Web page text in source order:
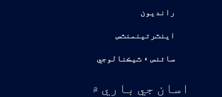
رانديون
اينٽرتينمنٽس
سائنس ۽ ٽيڪنالوجي
اسان جي باري ۾